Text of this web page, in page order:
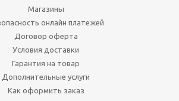
Магазины
онлайн платежей
Договор оферта
Условия доставки
Гарантия на товар
Дополнительные услуги
Как оформить заказ